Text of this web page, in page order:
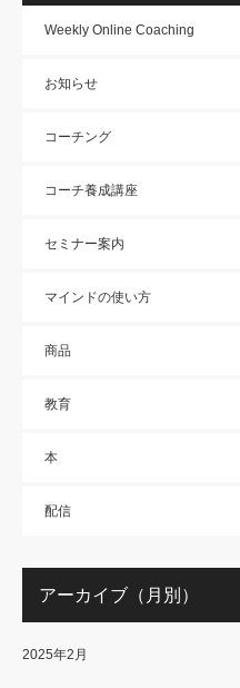
Weekly Online Coaching
お知らせ
コーチング
コーチ養成講座
セミナー案内
マインドの使い方
商品
教育
本
配信
アーカイブ（月別）
2025年2月